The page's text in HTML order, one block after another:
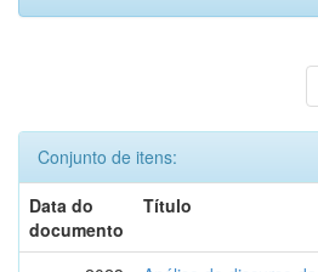
Conjunto de itens:
Data do
documento
Título